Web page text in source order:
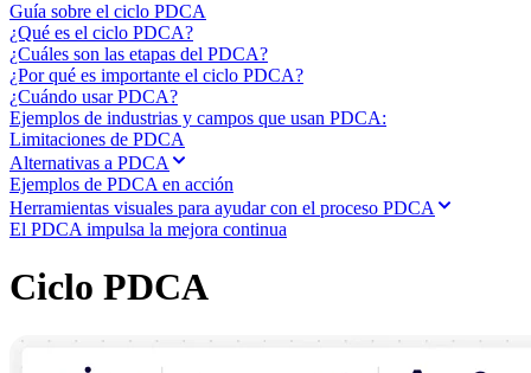
Por iniciativa estratégica
Sistema operativo de producto
Transformación con IA
Transformación de las formas de trabajo
Experiencia digital del empleado
Experiencia del cliente y diseño de servicios
Transformación en la nube y de software
Recursos
Aprendizaje
Historias de clientes
Academia
Reforge Learning
Comunidad y soporte
Eventos
Guía sobre el ciclo PDCA
¿Qué es el ciclo PDCA?
¿Cuáles son las etapas del PDCA?
¿Por qué es importante el ciclo PDCA?
¿Cuándo usar PDCA?
Ejemplos de industrias y campos que usan PDCA:
Limitaciones de PDCA
Alternativas a PDCA
Ejemplos de PDCA en acción
Herramientas visuales para ayudar con el proceso PDCA
El PDCA impulsa la mejora continua
Ciclo PDCA